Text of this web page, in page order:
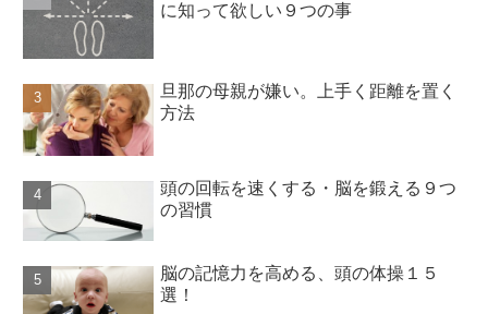
に知って欲しい９つの事
旦那の母親が嫌い。上手く距離を置く
方法
頭の回転を速くする・脳を鍛える９つ
の習慣
脳の記憶力を高める、頭の体操１５
選！